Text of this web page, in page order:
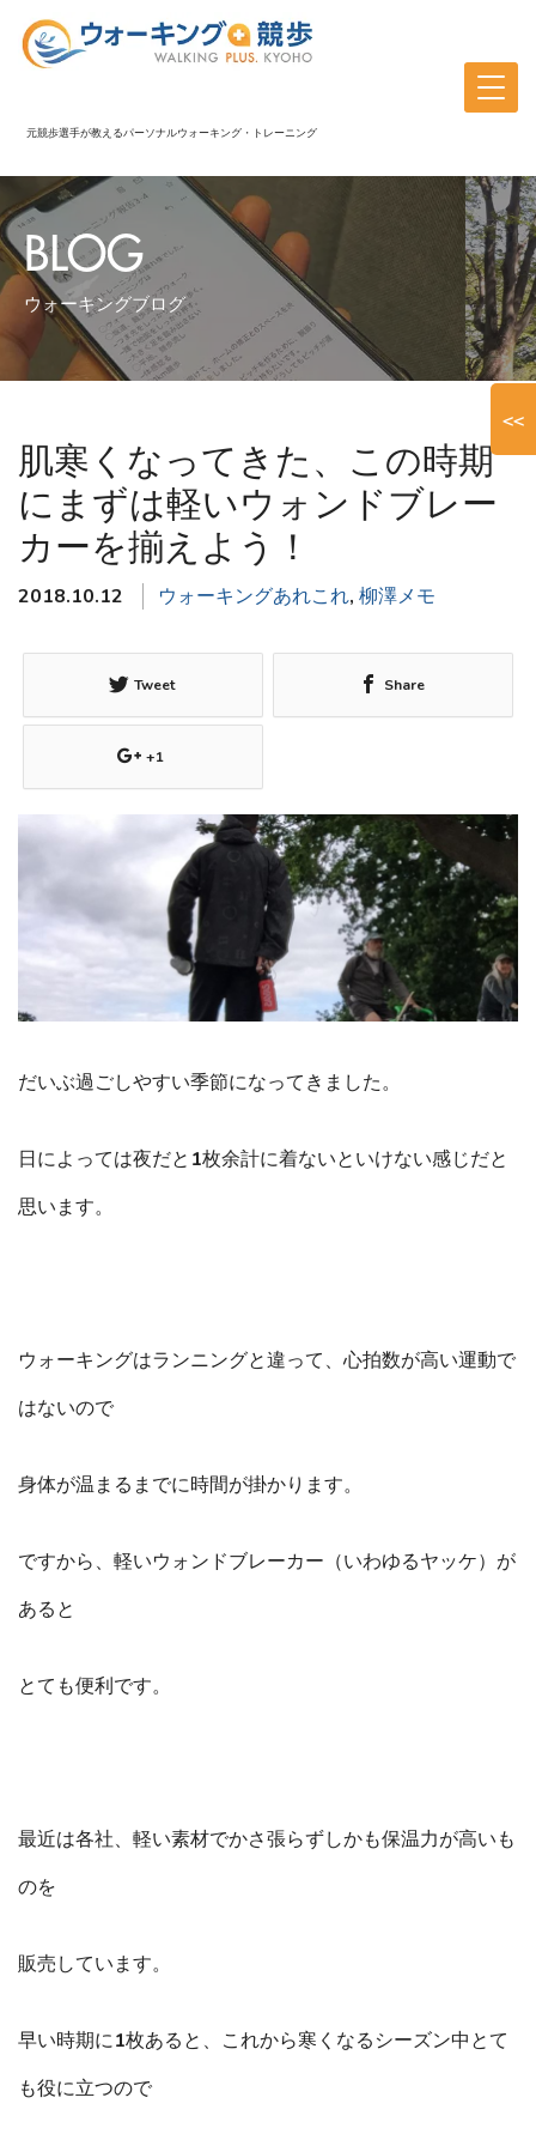
元競歩選手が教えるパーソナルウォーキング・トレーニング
BLOG
ウォーキングブログ
肌寒くなってきた、この時期
にまずは軽いウォンドブレー
カーを揃えよう！
2018.10.12 ウォーキングあれこれ, 柳澤メモ
Tweet Share
+1
だいぶ過ごしやすい季節になってきました。
日によっては夜だと1枚余計に着ないといけない感じだと
思います。
ウォーキングはランニングと違って、心拍数が高い運動で
はないので
身体が温まるまでに時間が掛かります。
ですから、軽いウォンドブレーカー（いわゆるヤッケ）が
あると
とても便利です。
最近は各社、軽い素材でかさ張らずしかも保温力が高いも
のを
販売しています。
早い時期に1枚あると、これから寒くなるシーズン中とて
も役に立つので
<<